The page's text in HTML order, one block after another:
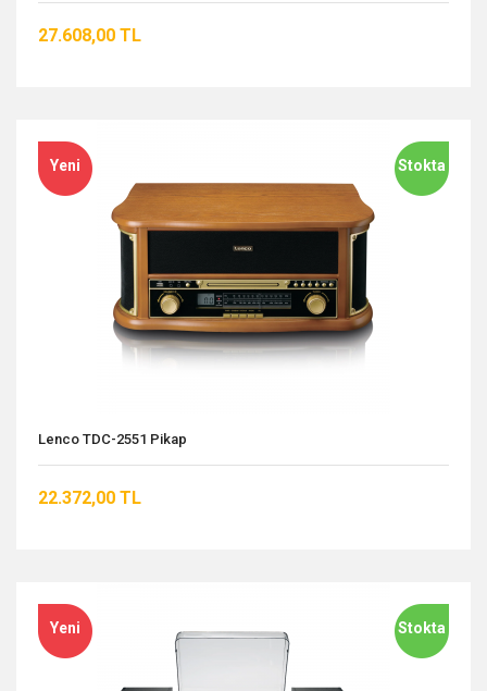
27.608,00 TL
Stokta
Yeni
Lenco TDC-2551 Pikap
22.372,00 TL
Stokta
Yeni